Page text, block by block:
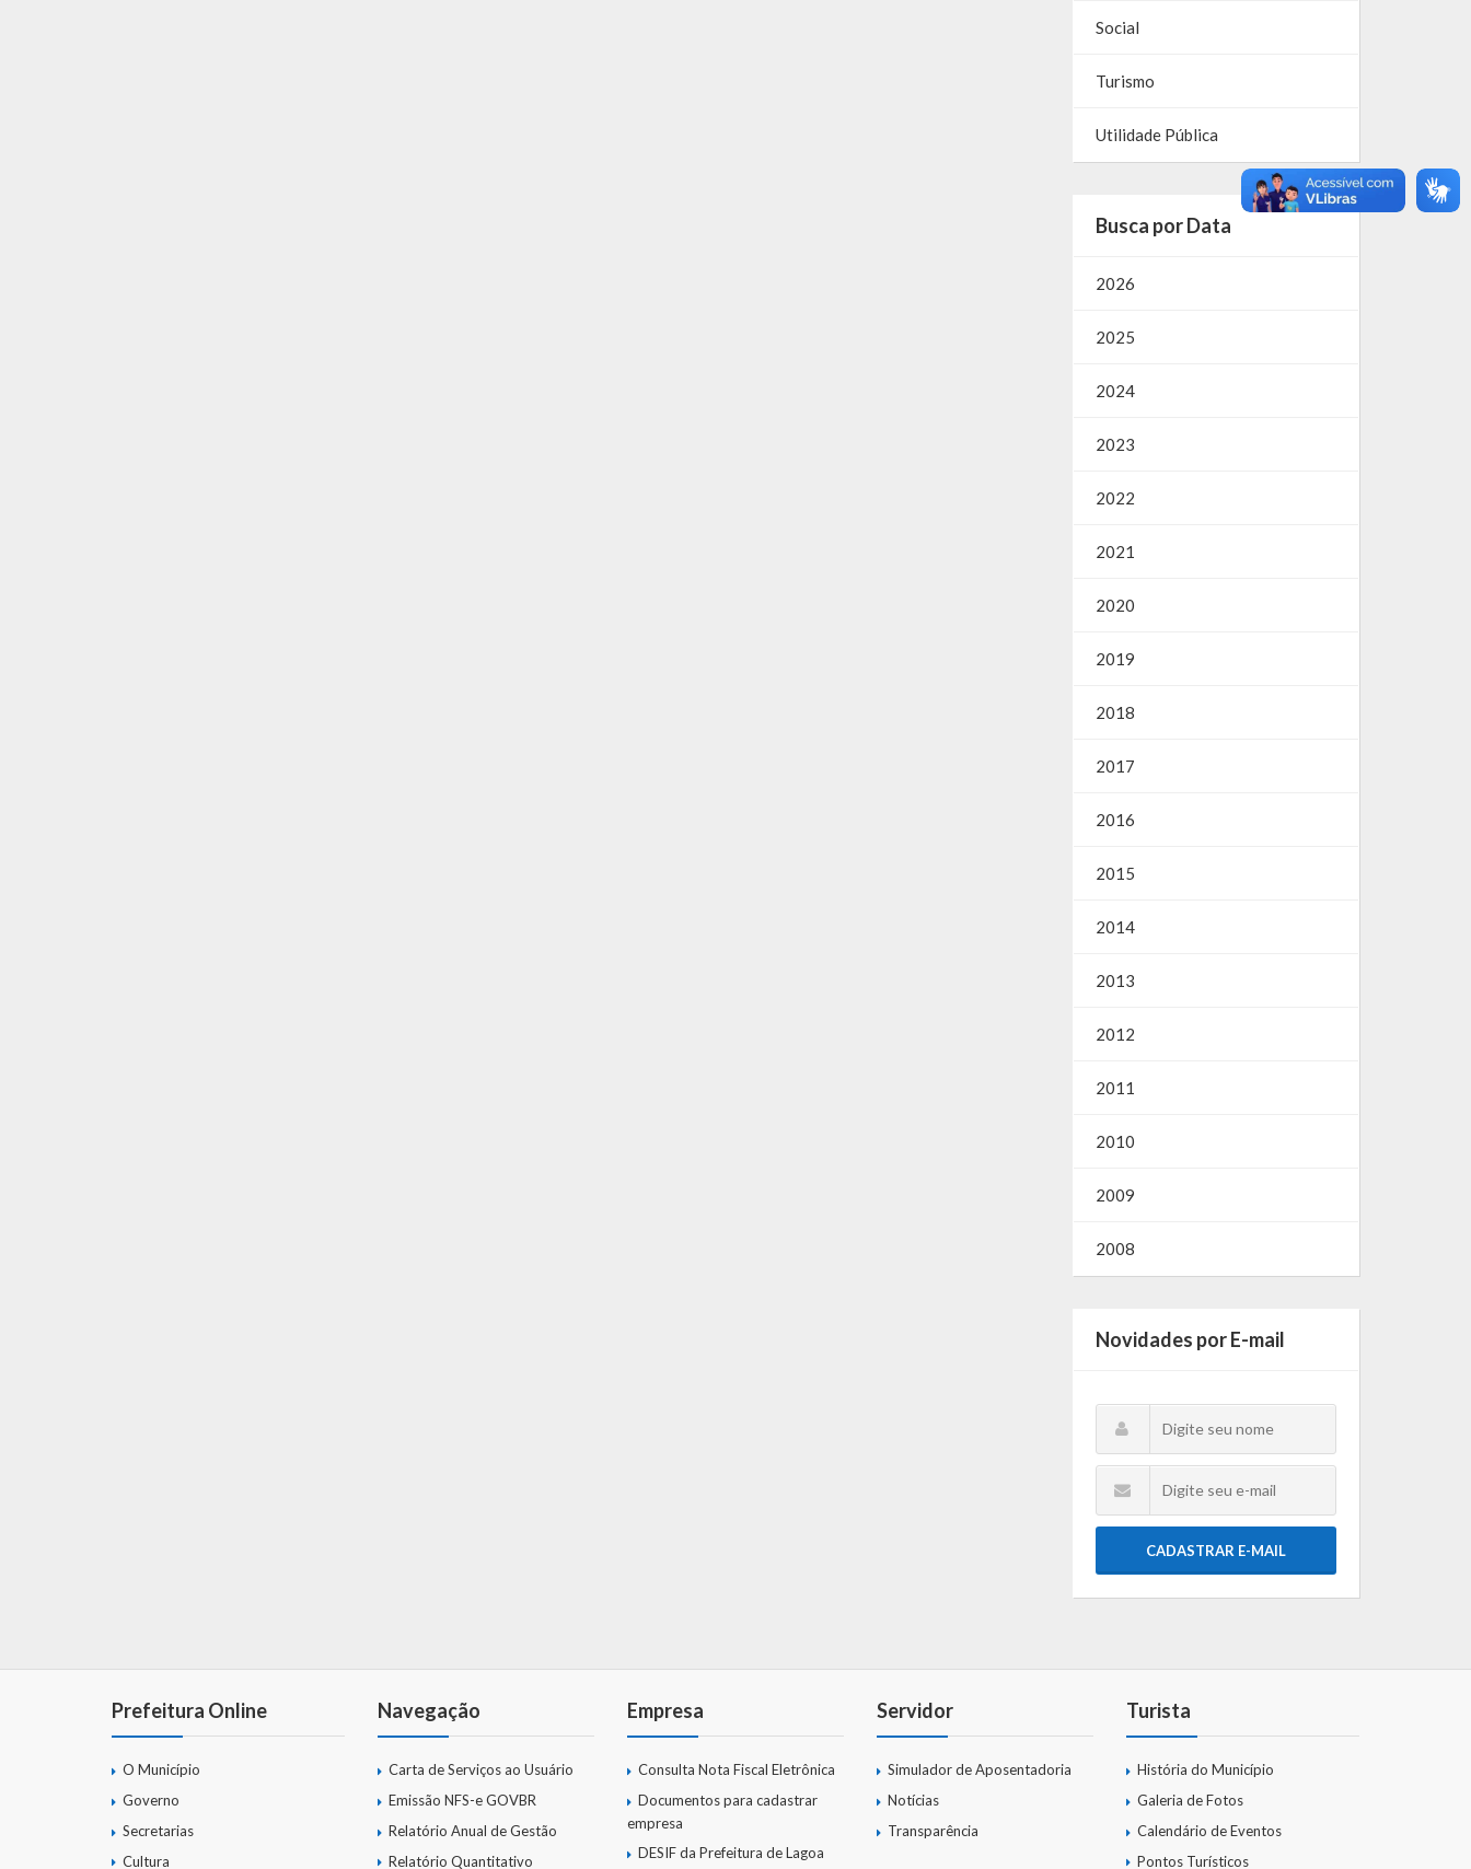
Social
Turismo
Utilidade Pública
Busca por Data
2026
2025
2024
2023
2022
2021
2020
2019
2018
2017
2016
2015
2014
2013
2012
2011
2010
2009
2008
Novidades por E-mail
CADASTRAR E-MAIL
Prefeitura Online
O Município
Governo
Secretarias
Cultura
Navegação
Carta de Serviços ao Usuário
Emissão NFS-e GOVBR
Relatório Anual de Gestão
Relatório Quantitativo
Empresa
Consulta Nota Fiscal Eletrônica
Documentos para cadastrar
empresa
DESIF da Prefeitura de Lagoa
Servidor
Simulador de Aposentadoria
Notícias
Transparência
Turista
História do Município
Galeria de Fotos
Calendário de Eventos
Pontos Turísticos